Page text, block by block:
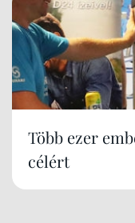
Több ezer
célért